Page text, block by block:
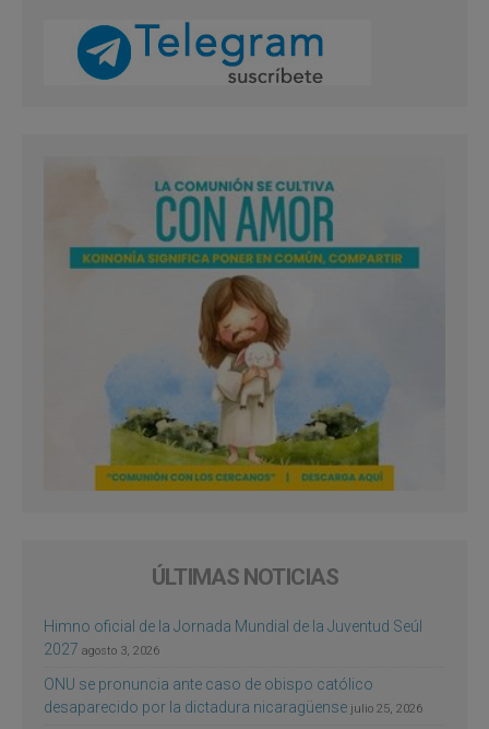
ÚLTIMAS NOTICIAS
Himno oficial de la Jornada Mundial de la Juventud Seúl
2027 agosto 3, 2026
ONU se pronuncia ante caso de obispo católico
desaparecido por la dictadura nicaragüense julio 25, 2026